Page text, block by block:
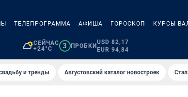
ТЕЛЕПРОГРАММА АФИША ГОРОСКОП КУРСЫ
СЕЙЧАС
+24°C
3 ПРОБКИ
USD 82,17
EUR 94,84
и тренды Августовский каталог новостроек